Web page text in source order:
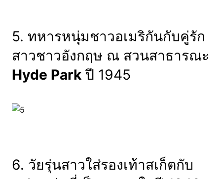
5. ทหารหนุ่มชาวอเมริกันกับคู่รัก
สาวชาวอังกฤษ ณ สวนสาธารณะ
Hyde Park ปี 1945
6. วัยรุ่นสาวใส่รองเท้าสเก็ตกับ